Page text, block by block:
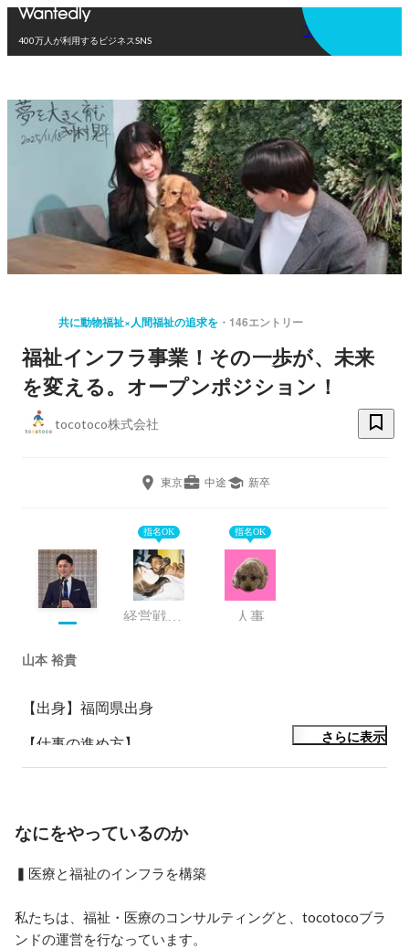
400万人が利用するビジネスSNS
アプリを使う
共に動物福祉×人間福祉の追求を 146エントリー
福祉インフラ事業！その一歩が、未来
を変える。オープンポジション！
tocotoco株式会社
東京 中途 新卒
指名OK
経営戦略室／広報部
指名OK
人事
山本 裕貴
【出身】福岡県出身
【仕事の進め方】
(4)共に前向きに働ける仲間を大切にしています。
さらに表示
なにをやっているのか
▍医療と福祉のインフラを構築
私たちは、福祉・医療のコンサルティングと、tocotocoブラ
ンドの運営を行なっています。